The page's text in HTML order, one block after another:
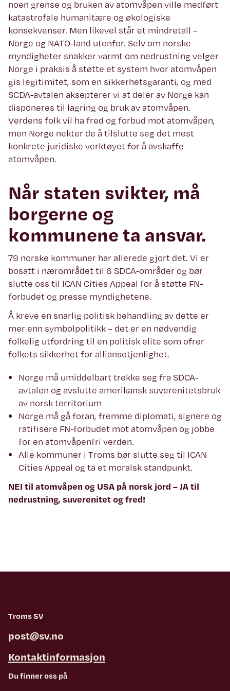
noen grense og bruken av atomvåpen ville medført
katastrofale humanitære og økologiske
konsekvenser. Men likevel står et mindretall –
Norge og NATO-land utenfor. Selv om norske
myndigheter snakker varmt om nedrustning velger
Norge i praksis å støtte et system hvor atomvåpen
gis legitimitet, som en sikkerhetsgaranti, og med
SCDA-avtalen aksepterer vi at deler av Norge kan
disponeres til lagring og bruk av atomvåpen.
Verdens folk vil ha fred og forbud mot atomvåpen,
men Norge nekter de å tilslutte seg det mest
konkrete juridiske verktøyet for å avskaffe
atomvåpen.
Når staten svikter, må
borgerne og
kommunene ta ansvar.
79 norske kommuner har allerede gjort det. Vi er
bosatt i nærområdet til 6 SDCA-områder og bør
slutte oss til ICAN Cities Appeal for å støtte FN-
forbudet og presse myndighetene.
Å kreve en snarlig politisk behandling av dette er
mer enn symbolpolitikk – det er en nødvendig
folkelig utfordring til en politisk elite som ofrer
folkets sikkerhet for alliansetjenlighet.
Norge må umiddelbart trekke seg fra SDCA-
avtalen og avslutte amerikansk suverenitetsbruk
av norsk territorium
Norge må gå foran, fremme diplomati, signere og
ratifisere FN-forbudet mot atomvåpen og jobbe
for en atomvåpenfri verden.
Alle kommuner i Troms bør slutte seg til ICAN
Cities Appeal og ta et moralsk standpunkt.
NEI til atomvåpen og USA på norsk jord – JA til
nedrustning, suverenitet og fred!
Troms SV
post@sv.no
Kontaktinformasjon
Du finner oss på